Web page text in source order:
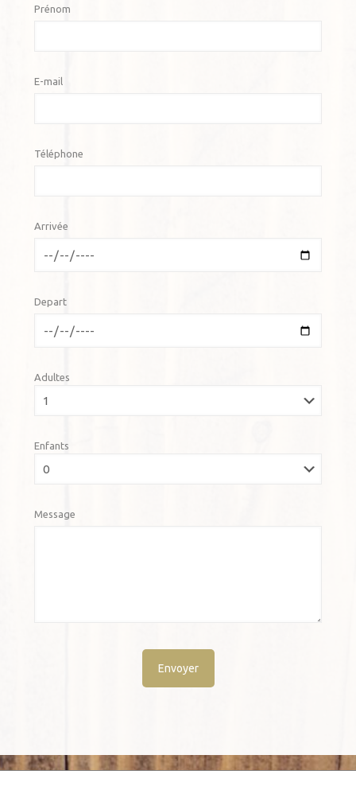
Prénom
E-mail
Téléphone
Arrivée
Depart
Adultes
Enfants
Message